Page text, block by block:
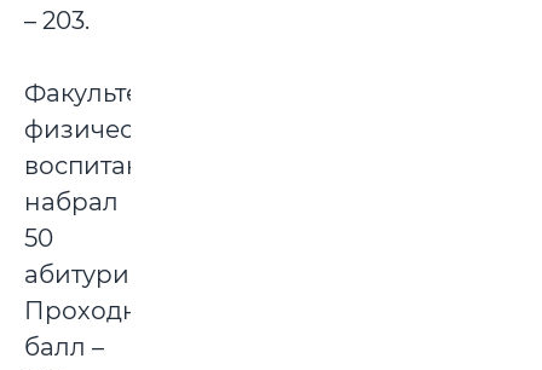
– 203.
Факультет
физического
воспитания
набрал
50
абитуриентов.
Проходной
балл –